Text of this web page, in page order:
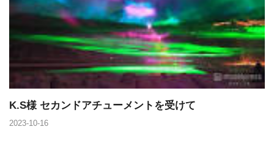
K.S様 セカンドアチューメントを受けて
2023-10-16